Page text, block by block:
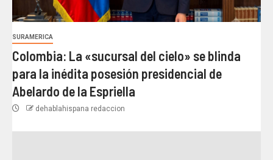
SURAMERICA
Colombia: La «sucursal del cielo» se blinda
para la inédita posesión presidencial de
Abelardo de la Espriella
dehablahispana redaccion